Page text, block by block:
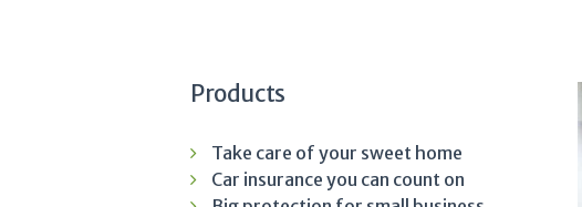
Products
Take care of your sweet home
Car insurance you can count on